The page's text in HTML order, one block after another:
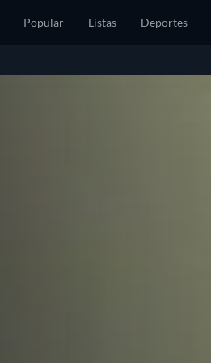
Popular Listas Deportes